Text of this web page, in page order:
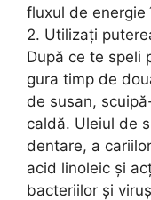
fluxul de energie
2. Utilizați
După ce te speli
gura timp de
de susan,
caldă. Uleiul de
dentare, a
acid linoleic și
bacteriilor și